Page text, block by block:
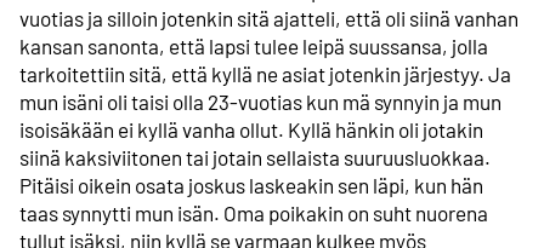
vuotias ja silloin jotenkin sitä ajatteli, että oli siinä vanhan
kansan sanonta, että lapsi tulee leipä suussansa, jolla
tarkoitettiin sitä, että kyllä ne asiat jotenkin järjestyy. Ja
mun isäni oli taisi olla 23-vuotias kun mä synnyin ja mun
isoisäkään ei kyllä vanha ollut. Kyllä hänkin oli jotakin
siinä kaksiviitonen tai jotain sellaista suuruusluokkaa.
Pitäisi oikein osata joskus laskeakin sen läpi, kun hän
taas synnytti mun isän. Oma poikakin on suht nuorena
tullut isäksi, niin kyllä se varmaan kulkee myös